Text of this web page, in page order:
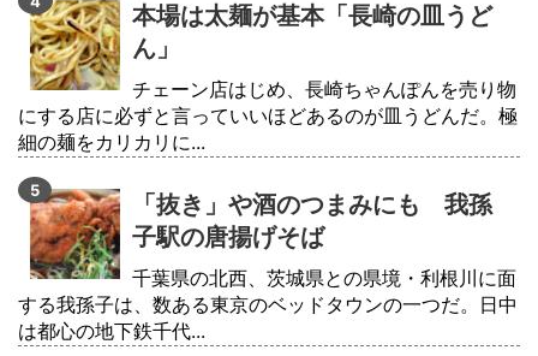
本場は太麺が基本「長崎の皿うど
ん」
チェーン店はじめ、長崎ちゃんぽんを売り物
にする店に必ずと言っていいほどあるのが皿うどんだ。極
細の麺をカリカリに...
「抜き」や酒のつまみにも 我孫
子駅の唐揚げそば
千葉県の北西、茨城県との県境・利根川に面
する我孫子は、数ある東京のベッドタウンの一つだ。日中
は都心の地下鉄千代...